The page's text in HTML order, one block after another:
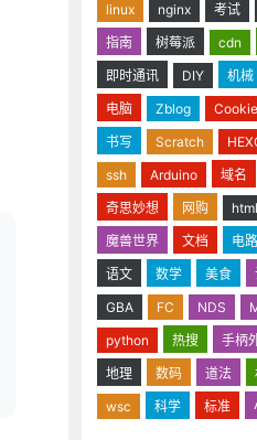
linux
nginx 考试
指南
树莓派 cdn
即时通讯
DIY 机械
电脑
Zblog Cookie
书写
Scratch
ssh
Arduino 域名
奇思妙想
网购 html
魔兽世界
文档 电路
语文
数学 美食
GBA
FC NDS
python
热搜 手柄
地理
数码 道法
wsc
科学 标准